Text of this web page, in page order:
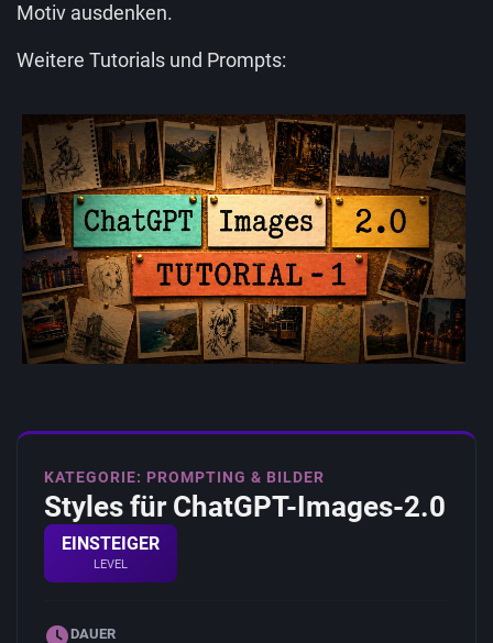
Motiv ausdenken.
Weitere Tutorials und Prompts:
KATEGORIE: PROMPTING & BILDER
Styles für ChatGPT-Images-2.0
EINSTEIGER
LEVEL
DAUER